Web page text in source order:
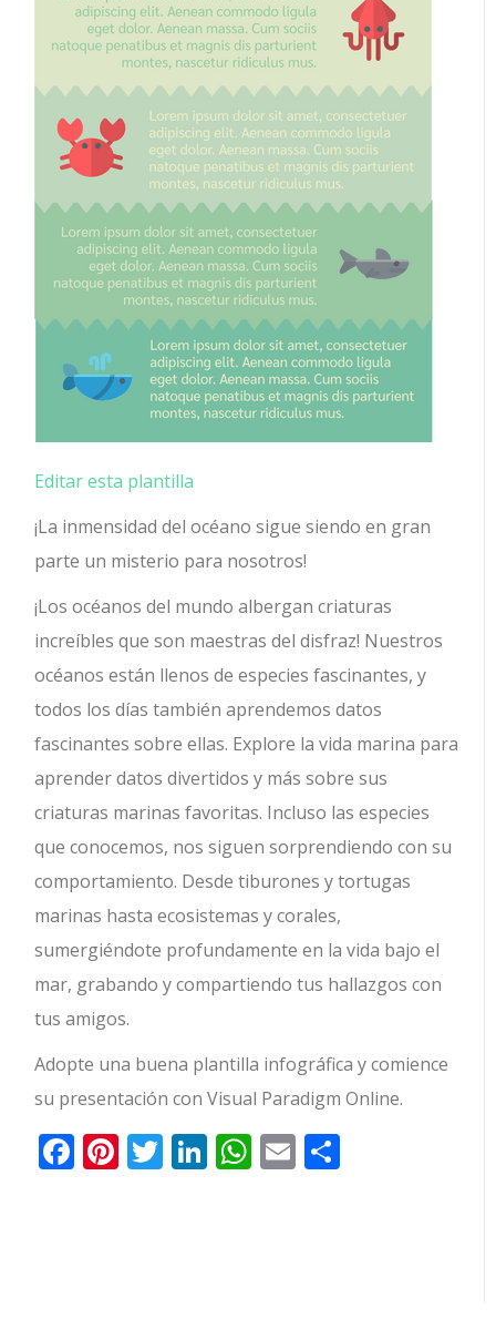
Editar esta plantilla
¡La inmensidad del océano sigue siendo en gran
parte un misterio para nosotros!
¡Los océanos del mundo albergan criaturas
increíbles que son maestras del disfraz! Nuestros
océanos están llenos de especies fascinantes, y
todos los días también aprendemos datos
fascinantes sobre ellas. Explore la vida marina para
aprender datos divertidos y más sobre sus
criaturas marinas favoritas. Incluso las especies
que conocemos, nos siguen sorprendiendo con su
comportamiento. Desde tiburones y tortugas
marinas hasta ecosistemas y corales,
sumergiéndote profundamente en la vida bajo el
mar, grabando y compartiendo tus hallazgos con
tus amigos.
Adopte una buena plantilla infográfica y comience
su presentación con Visual Paradigm Online.
Facebook
Pinterest
Twitter
LinkedIn
WhatsApp
Email